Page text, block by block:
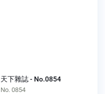
天下雜誌 - No.0854
No. 0854